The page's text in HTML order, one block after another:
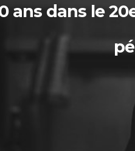
ans dans le